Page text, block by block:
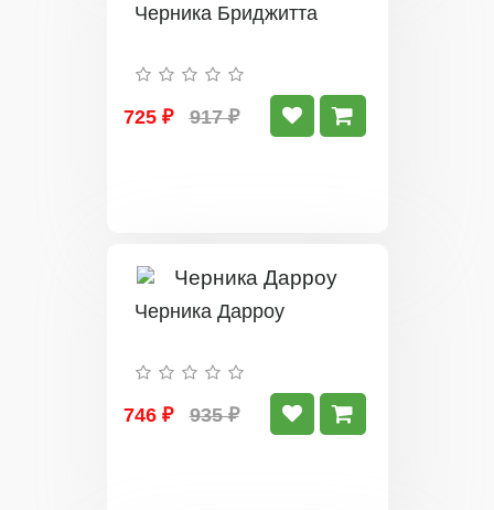
Черника Бриджитта
725 ₽ 917 ₽
Черника Дарроу
746 ₽ 935 ₽